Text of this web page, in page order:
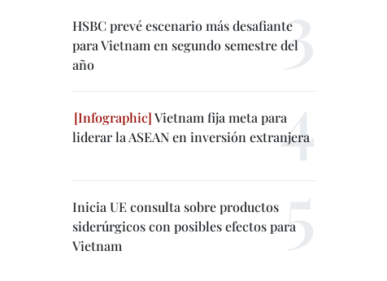
HSBC prevé escenario más desafiante
para Vietnam en segundo semestre del
año
Vietnam fija meta para
liderar la ASEAN en inversión extranjera
Inicia UE consulta sobre productos
siderúrgicos con posibles efectos para
Vietnam